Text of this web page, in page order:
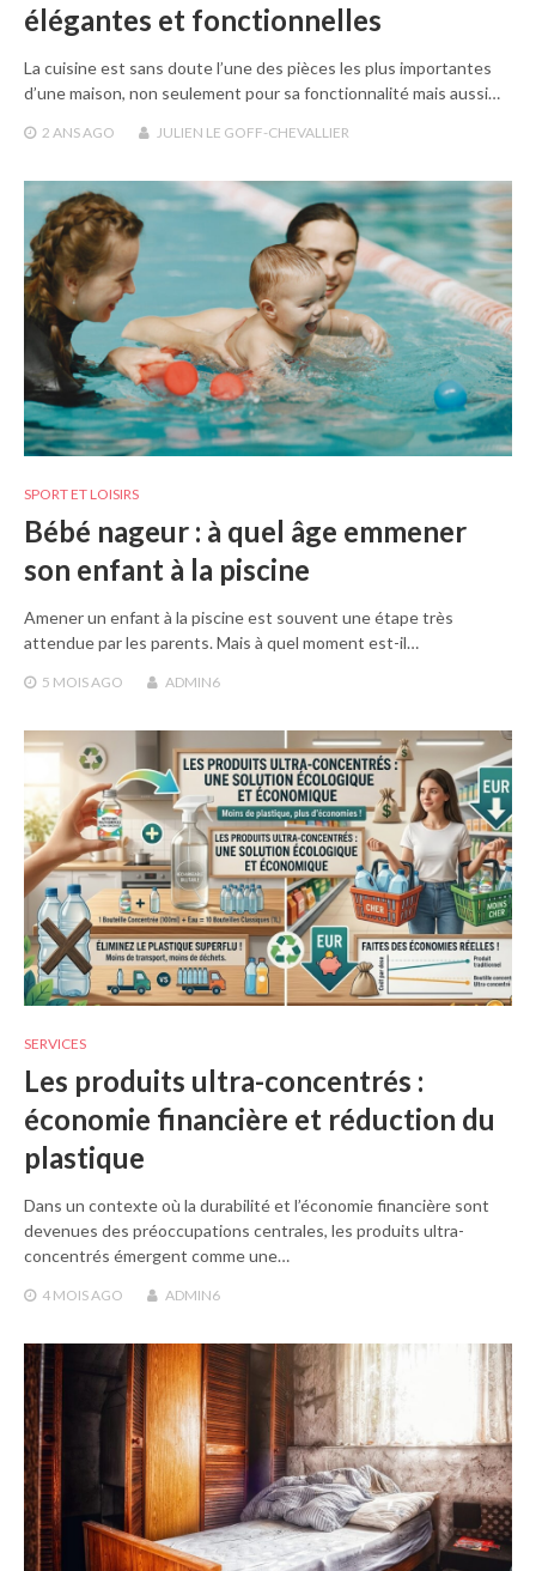
élégantes et fonctionnelles
La cuisine est sans doute l’une des pièces les plus importantes
d’une maison, non seulement pour sa fonctionnalité mais aussi…
2 ANS AGO JULIEN LE GOFF-CHEVALLIER
SPORT ET LOISIRS
Bébé nageur : à quel âge emmener
son enfant à la piscine
Amener un enfant à la piscine est souvent une étape très
attendue par les parents. Mais à quel moment est-il…
5 MOIS AGO ADMIN6
SERVICES
Les produits ultra-concentrés :
économie financière et réduction du
plastique
Dans un contexte où la durabilité et l’économie financière sont
devenues des préoccupations centrales, les produits ultra-
concentrés émergent comme une…
4 MOISAGO ADMIN6